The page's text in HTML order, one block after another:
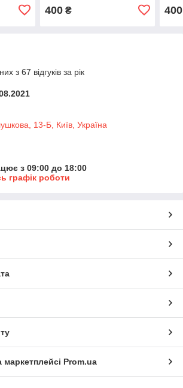
8200876298
400₴ 400
з 67 відгуків за рік
13-Б, Київ, Україна
з 09:00 до 18:00
графік роботи
Prom.ua